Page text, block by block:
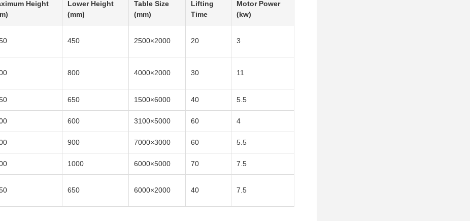
Height
Lower Height
(mm)
Table Size
(mm)
Lifting
Time
Motor Power
(kw)
450 2500×2000 20 3
800 4000×2000 30 11
650 1500×6000 40 5.5
600 3100×5000 60 4
900 7000×3000 60 5.5
1000 6000×5000 70 7.5
650 6000×2000 40 7.5